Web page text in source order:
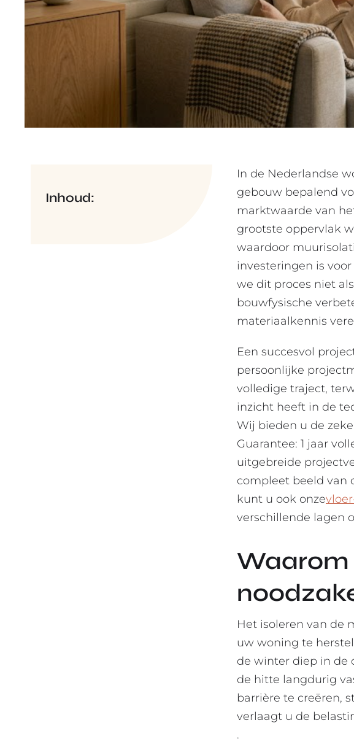
Inhoud:
In de Nederlandse
gebouw bepalend
marktwaarde van
grootste oppervlak
waardoor
investeringen is
we dit proces niet
bouwfysische
materiaalkennis
Een succesvol
persoonlijke
volledige traject,
inzicht heeft in de
Wij bieden u de
Guarantee: 1 jaar
uitgebreide
compleet beeld van
kunt u ook onze
verschillende lagen
Het isoleren van de
uw woning te
de winter diep in de
de hitte langdurig
barrière te creëren,
verlaagt u de
.